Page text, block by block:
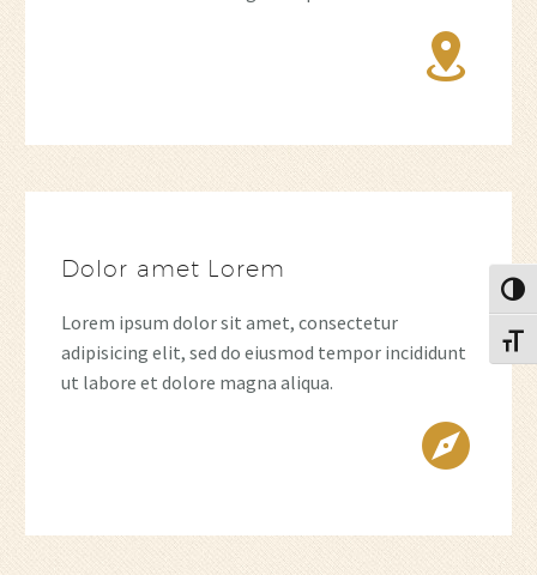


Dolor amet Lorem
Lorem ipsum dolor sit amet, consectetur
adipisicing elit, sed do eiusmod tempor incididunt
ut labore et dolore magna aliqua.

